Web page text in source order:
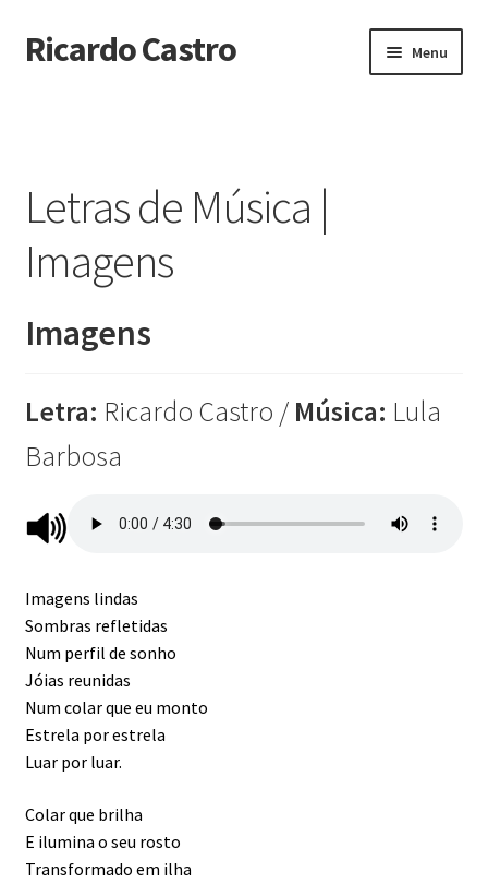
Pular
para
Pular
para
Ricardo Castro Menu
Imprensa
Imprensa | Canção: Mar de Espanha
Imprensa | CD Mar de Espanha
Imprensa | Festival da Canção de Boa Esperança
Imprensa | Festival da Canção de Formiga
Letras de Música
Letras de Música | Chão
Letras de Música | Estrela Guia
Letras de Música |
Imagens
Imagens
Letra: Ricardo Castro / Música: Lula
Barbosa
Imagens lindas
Sombras refletidas
Num perfil de sonho
Jóias reunidas
Num colar que eu monto
Estrela por estrela
Luar por luar.
Colar que brilha
E ilumina o seu rosto
Transformado em ilha